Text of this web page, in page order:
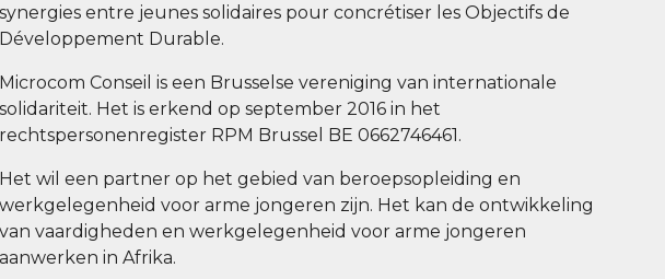
synergies entre jeunes solidaires pour concrétiser les Objectifs de
Développement Durable.
Microcom Conseil is een Brusselse vereniging van internationale
solidariteit. Het is erkend op september 2016 in het
rechtspersonenregister RPM Brussel BE 0662746461.
Het wil een partner op het gebied van beroepsopleiding en
werkgelegenheid voor arme jongeren zijn. Het kan de ontwikkeling
van vaardigheden en werkgelegenheid voor arme jongeren
aanwerken in Afrika.